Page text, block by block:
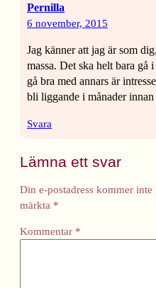
Pernilla
6 november, 2015
Jag känner att jag är som
massa. Det ska helt bara gå
gå bra med annars är
bli liggande i månader
Svara
Lämna ett svar
Din e-postadress kommer inte
märkta *
Kommentar *